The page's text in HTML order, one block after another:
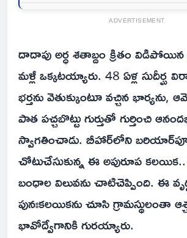
ADVERTISEMENT
దాదాపు అర్ధ శతాబ్దం క్రితం విడిపోయిన
మళ్లీ ఒక్కటయ్యారు. 48 ఏళ్ల సుదీర్ఘ
భర్తను వెతుక్కుంటూ వచ్చిన భార్యను,
పాత పచ్చబొట్టు గుర్తుతో గుర్తించి
స్వాగతించాడు. బీహార్‌లోని
చోటుచేసుకున్న ఈ అపురూప
బంధాల విలువను చాటిచెప్పింది. ఈ
పునఃకలయికను చూసి గ్రామస్థులంతా
భావోద్వేగానికి గురయ్యారు.